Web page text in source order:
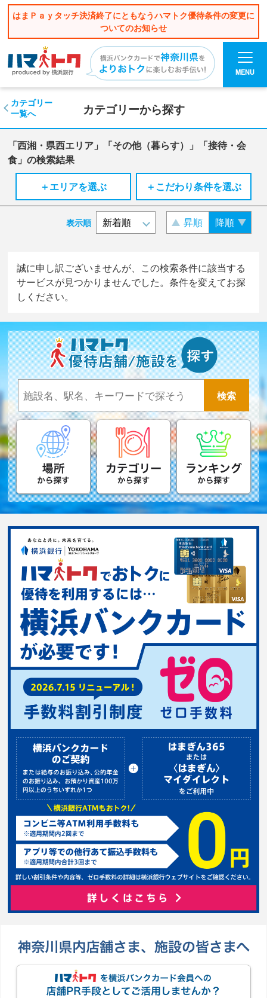
はまＰａｙタッチ決済終了にともなうハマトク優待条件の変更に
ついてのお知らせ
MENU
カテゴリーから探す
カテゴリー
一覧へ
「西湘・県西エリア」「その他（暮らす）」「接待・会
食」の検索結果
＋エリアを選ぶ
＋こだわり条件を選ぶ
表示順 昇順 降順
誠に申し訳ございませんが、この検索条件に該当する
サービスが見つかりませんでした。条件を変えてお探
しください。